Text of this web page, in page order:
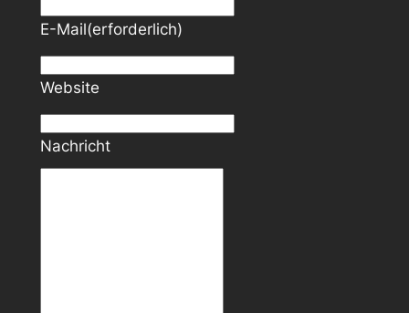
E-Mail(erforderlich)
Website
Nachricht